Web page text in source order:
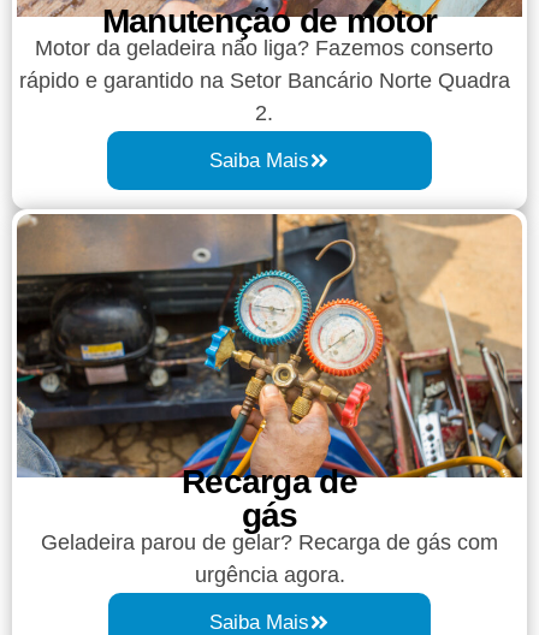
Manutenção de motor
Motor da geladeira não liga? Fazemos conserto
rápido e garantido na Setor Bancário Norte Quadra
2.
Saiba Mais
Recarga de
gás
Geladeira parou de gelar? Recarga de gás com
urgência agora.
Saiba Mais